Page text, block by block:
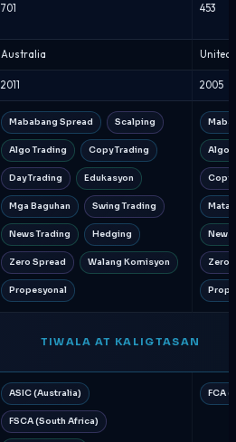
701 453
Australia United
2011 2005
Mababang Spread Scalping
Algo Trading Copy Trading
Day Trading Edukasyon
Mga Baguhan Swing Trading
News Trading Hedging
Zero Spread Walang Komisyon
Propesyonal
Algo
Copy
News
Zero
TIWALA AT KALIGTASAN
ASIC (Australia)
FSCA (South Africa)
FCA